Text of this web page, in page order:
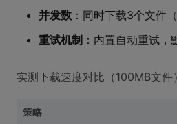
并发数 ：同时下载3个文件（
重试机制 ：内置自动重试，
实测下载速度对比（100MB文件
策略